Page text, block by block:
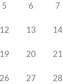
5 6 7
12 13 14
19 20 21
26 27 28